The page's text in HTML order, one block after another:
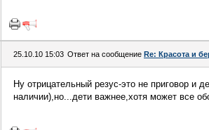
25.10.10 15:03 Ответ на сообщение Re: Красота и
Ну отрицательный резус-это не приговор и
наличии),но...дети важнее,хотя может все